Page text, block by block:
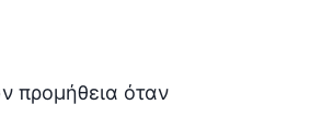
προμήθεια όταν